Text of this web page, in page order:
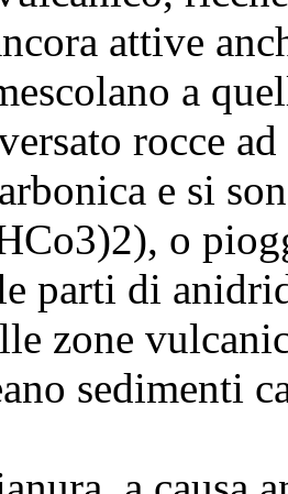
attive
a
rocce
e si
o
parti di
zone
sedimenti